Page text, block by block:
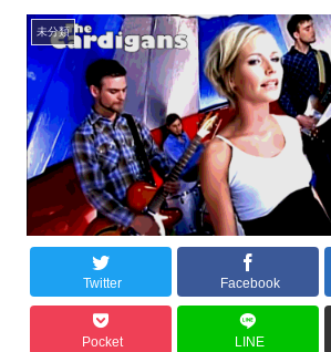
未分類
Twitter Facebook
Pocket LINE